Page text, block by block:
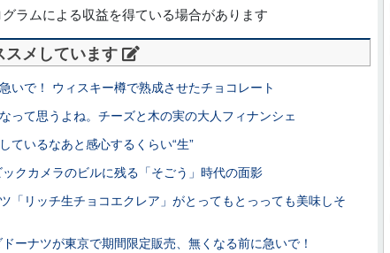
ラムによる収益を得ている場合があります
スメしています
いで！ ウィスキー樽で熟成させたチョコレート
って思うよね。チーズと木の実の大人フィナンシェ
ているなあと感心するくらい“生”
クカメラのビルに残る「そごう」時代の面影
「リッチ生チョコエクレア」がとってもとっっても美味しそ
ーナツが東京で期間限定販売、無くなる前に急いで！